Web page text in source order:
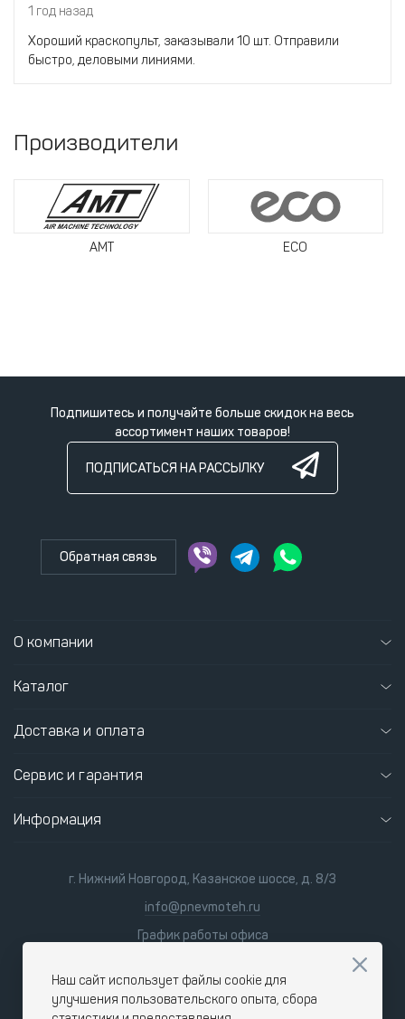
1 год назад
Хороший краскопульт, заказывали 10 шт. Отправили
быстро, деловыми линиями.
Производители
AMT ECO
Подпишитесь и получайте больше скидок на весь
ассортимент наших товаров!
ПОДПИСАТЬСЯ НА РАССЫЛКУ
Обратная связь
О компании
Каталог
Доставка и оплата
Сервис и гарантия
Информация
г. Нижний Новгород, Казанское шоссе, д. 8/3
info@pnevmoteh.ru
График работы офиса
сб-вс 9:00 - 18:00
Наш сайт использует файлы cookie для
улучшения пользовательского опыта, сбора